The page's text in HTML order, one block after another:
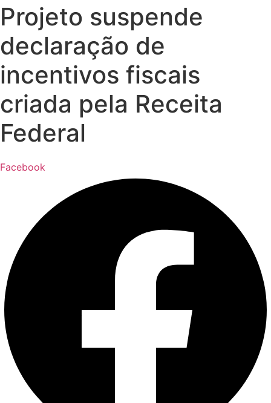
Projeto suspende
declaração de
incentivos fiscais
criada pela Receita
Federal
Facebook